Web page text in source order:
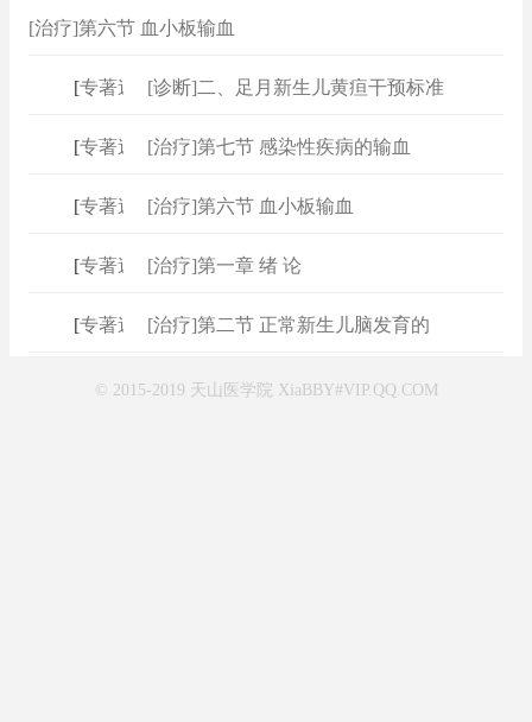
[治疗]第六节 血小板输血
专著速查]
[诊断]二、足月新生儿黄疸干预标准
专著速查]
[治疗]第七节 感染性疾病的输血
专著速查]
[治疗]第六节 血小板输血
专著速查]
[治疗]第一章 绪 论
专著速查]
[治疗]第二节 正常新生儿脑发育的
© 2015-2019 天山医学院 XiaBBY#VIP.QQ.COM